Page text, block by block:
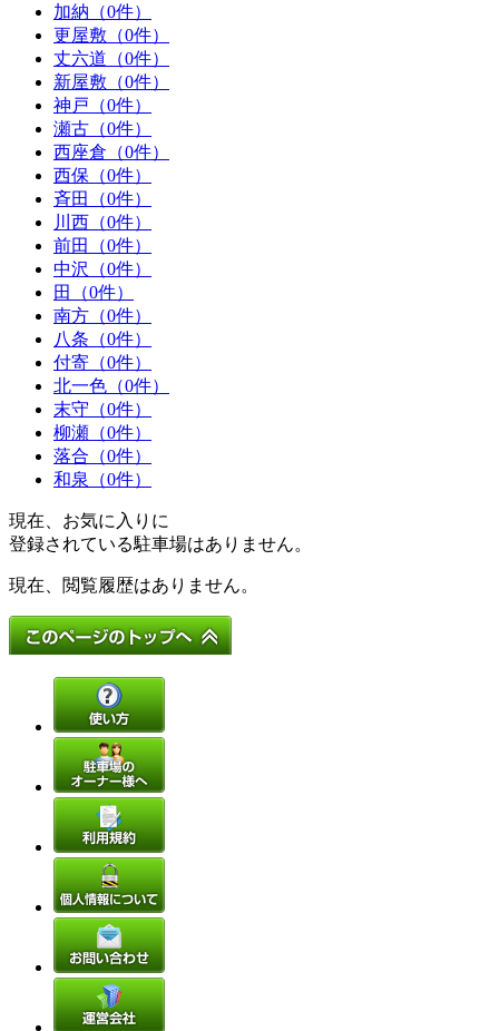
加納（0件）
更屋敷（0件）
丈六道（0件）
新屋敷（0件）
神戸（0件）
瀬古（0件）
西座倉（0件）
西保（0件）
斉田（0件）
川西（0件）
前田（0件）
中沢（0件）
田（0件）
南方（0件）
八条（0件）
付寄（0件）
北一色（0件）
末守（0件）
柳瀬（0件）
落合（0件）
和泉（0件）
現在、お気に入りに
登録されている駐車場はありません。
現在、閲覧履歴はありません。